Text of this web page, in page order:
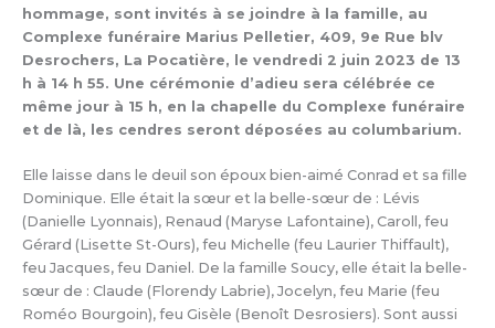
hommage, sont invités à se joindre à la famille, au
Complexe funéraire Marius Pelletier, 409, 9e Rue blv
Desrochers, La Pocatière, le vendredi 2 juin 2023 de 13
h à 14 h 55. Une cérémonie d’adieu sera célébrée ce
même jour à 15 h, en la chapelle du Complexe funéraire
et de là, les cendres seront déposées au columbarium.
Elle laisse dans le deuil son époux bien-aimé Conrad et sa fille
Dominique. Elle était la sœur et la belle-sœur de : Lévis
(Danielle Lyonnais), Renaud (Maryse Lafontaine), Caroll, feu
Gérard (Lisette St-Ours), feu Michelle (feu Laurier Thiffault),
feu Jacques, feu Daniel. De la famille Soucy, elle était la belle-
sœur de : Claude (Florendy Labrie), Jocelyn, feu Marie (feu
Roméo Bourgoin), feu Gisèle (Benoît Desrosiers). Sont aussi